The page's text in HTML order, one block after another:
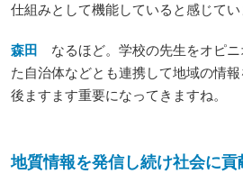
仕組みとして機能していると感じてい
森田
なるほど。学校の先生をオピ
た自治体などとも連携して地域の情
後ますます重要になってきますね。
地質情報を発信し続け社会に